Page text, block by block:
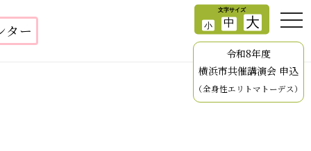
ター
令和8年度
横浜市共催講演会 申込
（全身性エリトマトーデス）